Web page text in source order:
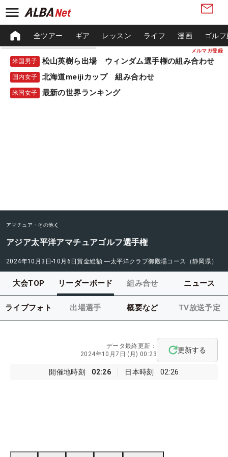
メルマガ登録
全ツアー ギア レッスン ライフ 漫画 ゴル
米国男子 松山英樹ら出場 ウィンダム選手権の組み合わせ
国内女子 北海道meijiカップ 組み合わせ
米国女子 最新の世界ランキング
アマチュア・その他
アジア太平洋アマチュアゴルフ選手権
2024年10月3日-10月6日賞金総額 ―太平洋クラブ御殿場コース（静岡県）
大会TOP リーダーボード 組み合せ ニュース
ライブフォト 出場選手 概要など TV放送予定
開催地時刻 02:26 日本時刻 02:26
データ最終更新：
2024年10月7日 (月) 00:23
更新する